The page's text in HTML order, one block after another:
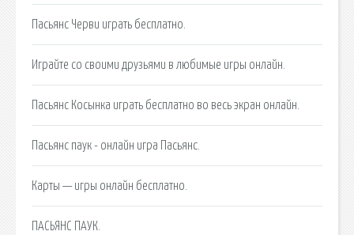
Пасьянс Черви играть бесплатно.
Играйте со своими друзьями в любимые игры онлайн.
Пасьянс Косынка играть бесплатно во весь экран онлайн.
Пасьянс паук - онлайн игра Пасьянс.
Карты — игры онлайн бесплатно.
ПАСЬЯНС ПАУК.